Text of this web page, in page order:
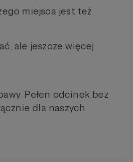
miejsca jest też
ale jeszcze więcej
Pełen odcinek bez
dla naszych